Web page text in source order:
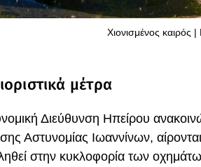
Χιονισμένος καιρός
μέτρα
Διεύθυνση Ηπείρου
Αστυνομίας Ιωαννίνων,
στην κυκλοφορία των